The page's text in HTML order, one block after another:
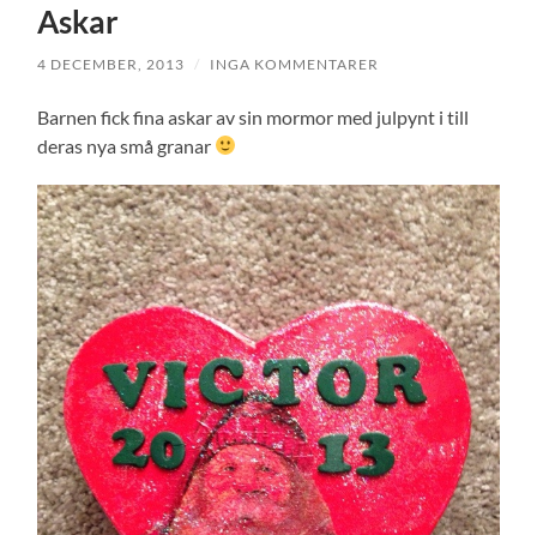
Askar
4 DECEMBER, 2013 / INGA KOMMENTARER
Barnen fick fina askar av sin mormor med julpynt i till
deras nya små granar